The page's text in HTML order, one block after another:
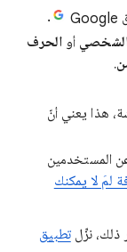
.
أوالحرف
.
هذا يعني أنّ
المستخدمين
لمَ لا يمكنك
ذلك، نزِّلتطبيق